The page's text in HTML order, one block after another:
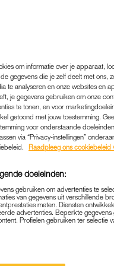
ZO
TÓCH
je ook maar zo
de kou je auto
om informatie over je apparaat,
gegevens die je zelf deelt met ons,
te analyseren en onze websites en
je gegevens gebruiken om onze
te tonen, en voor
getoond met jouw toestemming.
voor onderstaande
via “Privacy-instellingen”
Raadpleeg ons cookiebeleid
doeleinden:
gebruiken om advertenties te
van gegevens uit verschillende
meten. Diensten
advertenties. Beperkte
Profielen gebruiken ter selectie